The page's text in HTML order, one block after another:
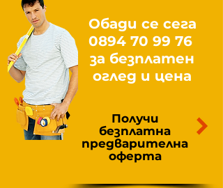
Обади се сега
0894 70 99 76
за безплатен
оглед и цена
Получи
безплатна
предварителна
оферта